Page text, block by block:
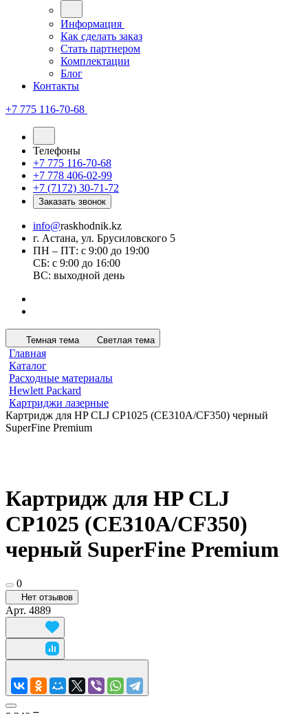
Информация
Как сделать заказ
Стать партнером
Комплектации
Блог
Контакты
+7 775 116-70-68
Телефоны
+7 775 116-70-68
+7 778 406-02-99
+7 (7172) 30-71-72
Заказать звонок
info@raskhodnik.kz
г. Астана, ул. Брусиловского 5
ПН – ПТ: с 9:00 до 19:00
СБ: с 9:00 до 16:00
ВС: выходной день
Темная тема Светлая тема
Главная
Каталог
Расходные материалы
Hewlett Packard
Картриджи лазерные
Картридж для HP CLJ CP1025 (CE310A/CF350) черный
SuperFine Premium
Картридж для HP CLJ
CP1025 (CE310A/CF350)
черный SuperFine Premium
0
Нет отзывов
Арт. 4889